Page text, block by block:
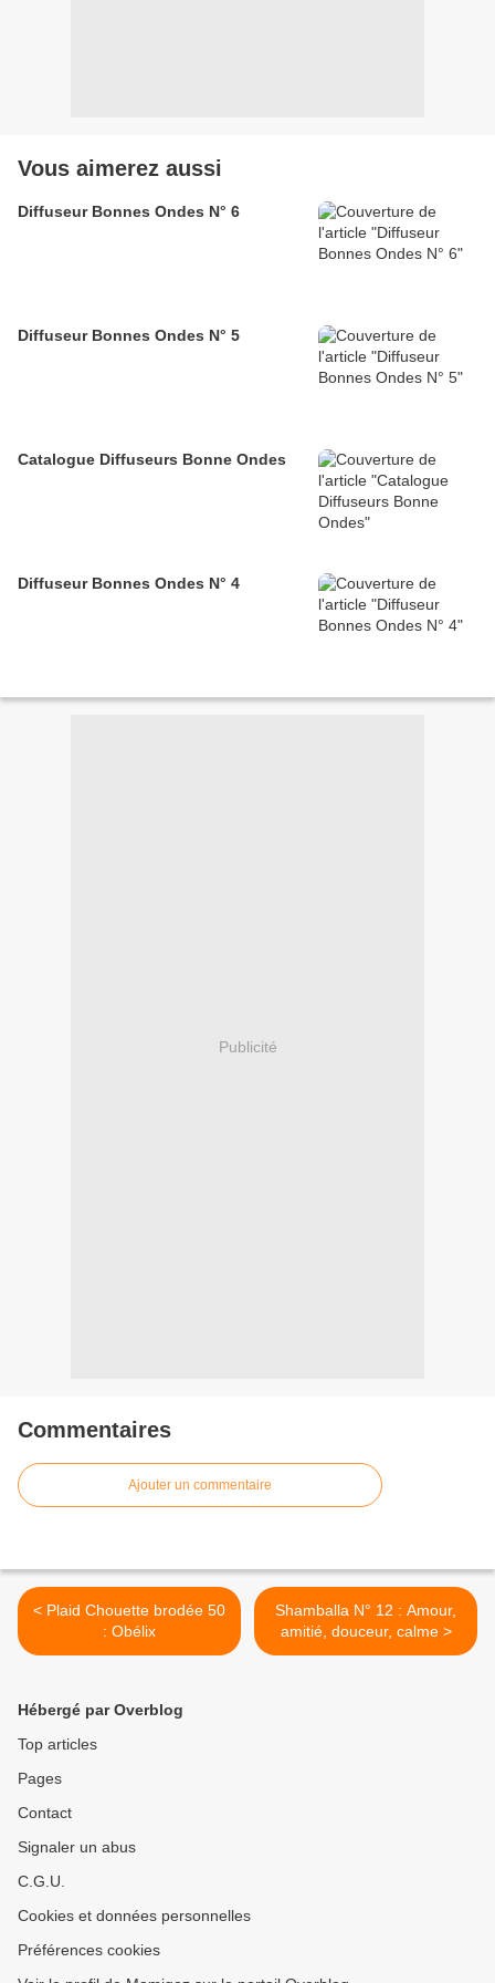
Vous aimerez aussi
Diffuseur Bonnes Ondes N° 6
Diffuseur Bonnes Ondes N° 5
Catalogue Diffuseurs Bonne Ondes
Diffuseur Bonnes Ondes N° 4
Publicité
Commentaires
Ajouter un commentaire
< Plaid Chouette brodée 50
: Obélix
Shamballa N° 12 : Amour,
amitié, douceur, calme >
Hébergé par Overblog
Top articles
Pages
Contact
Signaler un abus
C.G.U.
Cookies et données personnelles
Préférences cookies